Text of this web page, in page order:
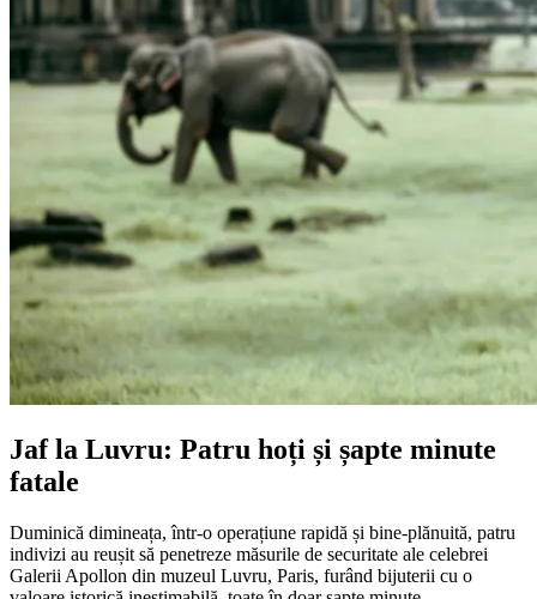
Jaf la Luvru: Patru hoți și șapte minute
fatale
Duminică dimineața, într-o operațiune rapidă și bine-plănuită, patru
indivizi au reușit să penetreze măsurile de securitate ale celebrei
Galerii Apollon din muzeul Luvru, Paris, furând bijuterii cu o